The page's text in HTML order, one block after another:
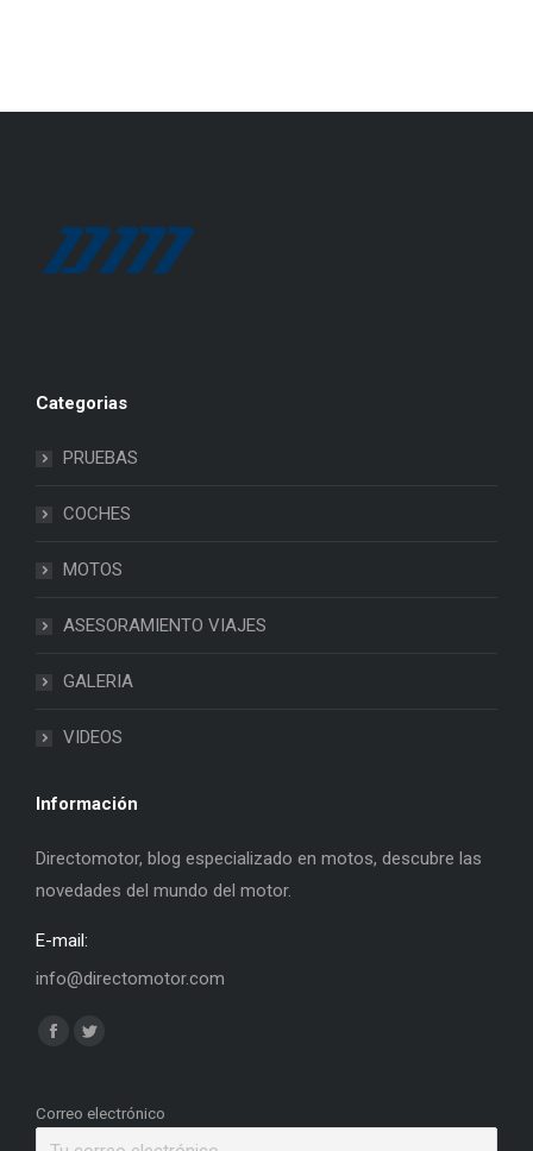
Categorias
PRUEBAS
COCHES
MOTOS
ASESORAMIENTO VIAJES
GALERIA
VIDEOS
Información
Directomotor, blog especializado en motos, descubre las
novedades del mundo del motor.
E-mail:
info@directomotor.com
Find us on:
Facebook
opens
Twitter
opens
Correo electrónico